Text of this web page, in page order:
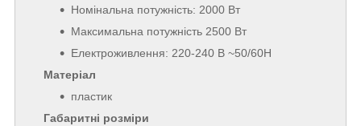
Номінальна потужність: 2000 Вт
Максимальна потужність 2500 Вт
Електроживлення: 220-240 В ~50/60H
Матеріал
пластик
Габаритні розміри